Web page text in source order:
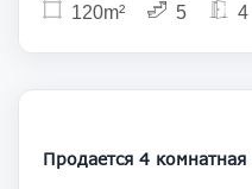
120m² 5 4